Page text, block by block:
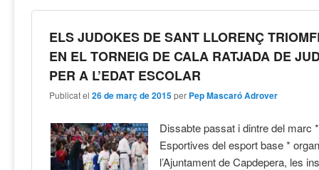
ELS JUDOKES DE SANT LLORENÇ
EN EL TORNEIG DE CALA RATJADA DE
PER A L’EDAT ESCOLAR
Publicat el26 de març de 2015 per Pep Mascaró Adrover
Dissabte passat i dintre del marc
Esportives del esport base *
l’Ajuntament de Capdepera, les